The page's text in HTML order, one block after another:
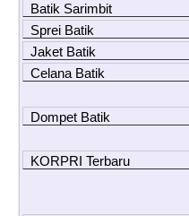
Batik Sarimbit
Sprei Batik
Jaket Batik
Celana Batik
Dompet Batik
KORPRI Terbaru